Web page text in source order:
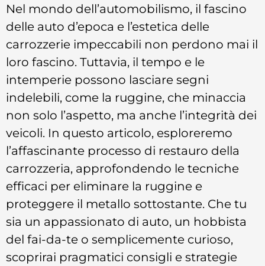
Nel mondo dell’automobilismo, il fascino
delle auto d’epoca e l’estetica delle
carrozzerie impeccabili non perdono mai il
loro fascino. Tuttavia, il tempo e le
intemperie possono lasciare segni
indelebili, come la ruggine, che minaccia
non solo l’aspetto, ma anche l’integrità dei
veicoli. In questo articolo, esploreremo
l’affascinante processo di restauro della
carrozzeria, approfondendo le tecniche
efficaci per eliminare la ruggine e
proteggere il metallo sottostante. Che tu
sia un appassionato di auto, un hobbista
del fai-da-te o semplicemente curioso,
scoprirai pragmatici consigli e strategie